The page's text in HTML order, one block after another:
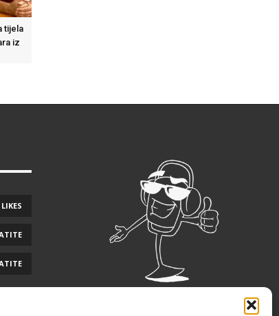
tijela
iz
LIKES